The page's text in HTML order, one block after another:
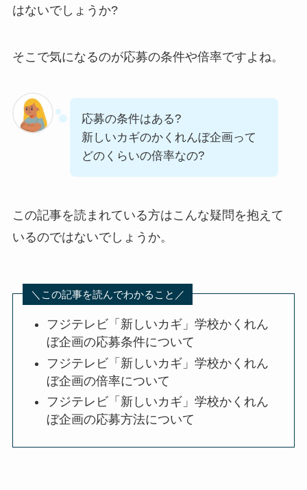
はないでしょうか?
そこで気になるのが応募の条件や倍率ですよね。
応募の条件はある?
新しいカギのかくれんぼ企画って
どのくらいの倍率なの?
この記事を読まれている方はこんな疑問を抱えて
いるのではないでしょうか。
＼この記事を読んでわかること／
フジテレビ「新しいカギ」学校かくれん
ぼ企画の応募条件について
フジテレビ「新しいカギ」学校かくれん
ぼ企画の倍率について
フジテレビ「新しいカギ」学校かくれん
ぼ企画の応募方法について